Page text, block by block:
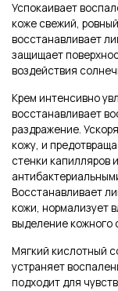
Успокаивает
коже свежий,
восстанавливает
защищает
воздействия
Крем интенсивно
восстанавливает
раздражение. У
кожу, и
стенки капилляров
Восстанавливает
кожи, нормализует
выделение кожного
Мягкий кислотный
устраняет
подходит для